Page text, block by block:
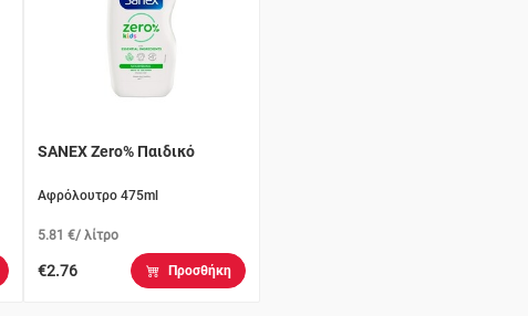
SANEX Zero% Παιδικό
Αφρόλουτρο 475ml
5.81 €/ λίτρο
€2.76 Προσθήκη